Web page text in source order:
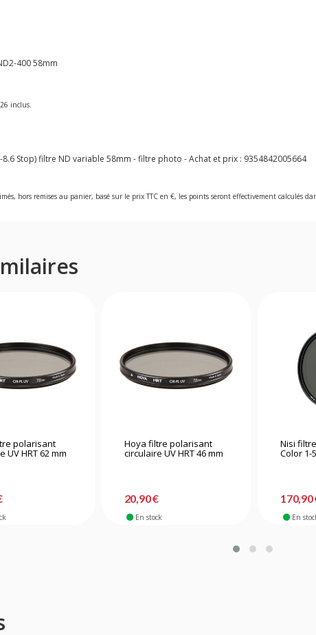
400 58mm
inclus.
8.6 Stop) filtre ND variable 58mm - filtre photo - Achat et prix : 9354842005664
hors remises au panier, basé sur le prix TTC en €, les points seront effectivement calculés
polarisant
UV HRT 62 mm
Hoya filtre polarisant
circulaire UV HRT 46 mm
20,90 €
En stock
Nisi
Color 1-
170,90
En